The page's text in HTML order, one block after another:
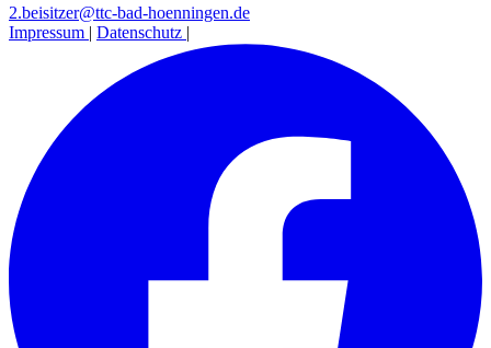
2.beisitzer@ttc-bad-hoenningen.de
Impressum | Datenschutz |